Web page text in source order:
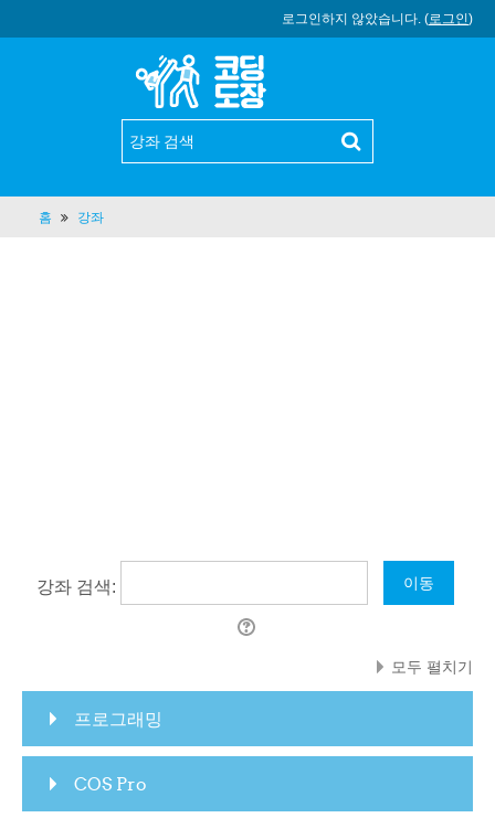
로그인하지 않았습니다. (로그인)
홈 강좌
강좌 검색:
모두 펼치기
프로그래밍
COS Pro